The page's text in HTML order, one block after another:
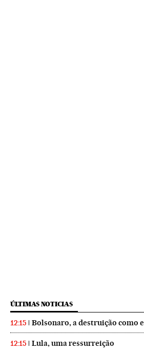
ÚLTIMAS NOTICIAS
12:15 Bolsonaro, a destruição como
12:15 Lula, uma ressurreição